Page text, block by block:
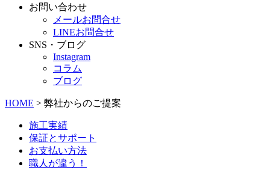
お問い合わせ
メールお問合せ
LINEお問合せ
SNS・ブログ
Instagram
コラム
ブログ
HOME > 弊社からのご提案
施工実績
保証とサポート
お支払い方法
職人が違う！